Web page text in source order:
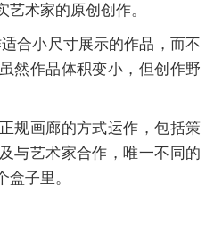
术家的原创创作。
合小尺寸展示的作品，而不
然作品体积变小，但创作野
规画廊的方式运作，包括策
与艺术家合作，唯一不同的
子里。